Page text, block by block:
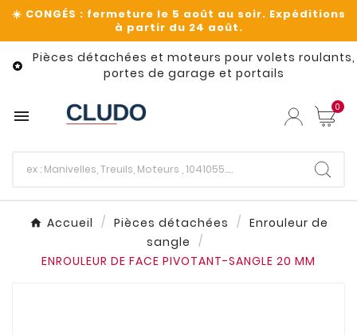

Pièces détachées et moteurs pour volets roulants,
portes de garage et portails
 0
Accueil Pièces détachées
Enrouleur de
sangle
ENROULEUR DE FACE PIVOTANT-SANGLE 20 MM